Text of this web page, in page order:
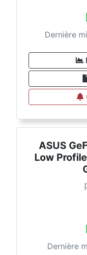
Dernière
ASUS
Low
Dernière